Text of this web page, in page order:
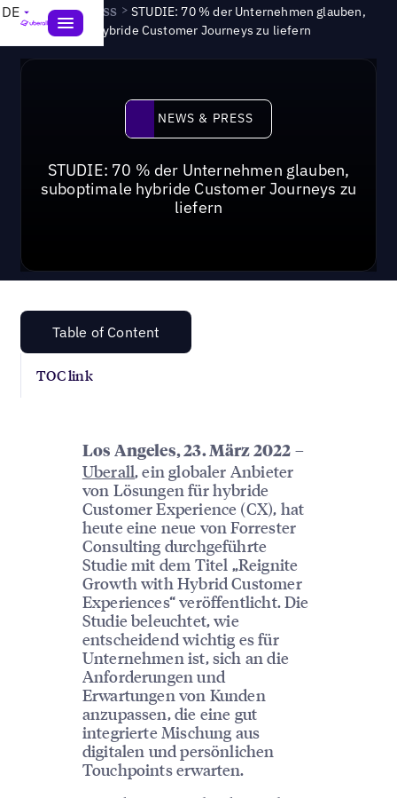
DE News & Press >STUDIE: 70 % der Unternehmen glauben,
suboptimale hybride Customer Journeys zu liefern
News & Press
NEWS & PRESS
STUDIE: 70 % der Unternehmen glauben,
suboptimale hybride Customer Journeys zu
liefern
Table of Content
TOC link
Los Angeles, 23. März 2022 –
Uberall, ein globaler Anbieter
von Lösungen für hybride
Customer Experience (CX), hat
heute eine neue von Forrester
Consulting durchgeführte
Studie mit dem Titel „Reignite
Growth with Hybrid Customer
Experiences“ veröffentlicht. Die
Studie beleuchtet, wie
entscheidend wichtig es für
Unternehmen ist, sich an die
Anforderungen und
Erwartungen von Kunden
anzupassen, die eine gut
integrierte Mischung aus
digitalen und persönlichen
Touchpoints erwarten.